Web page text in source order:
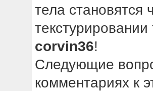
тела становятся
corvin36!
Следующие
комментариях к